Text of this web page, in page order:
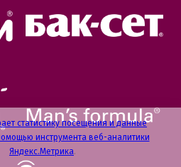
статистику посещения и данные
инструмента веб-аналитики
Яндекс.Метрика.